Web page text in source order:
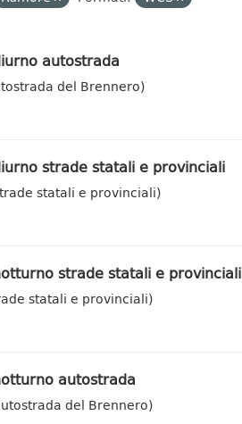
autostrada
del Brennero)
strade statali e provinciali
statali e provinciali)
strade statali e provinciali
statali e provinciali)
autostrada
del Brennero)